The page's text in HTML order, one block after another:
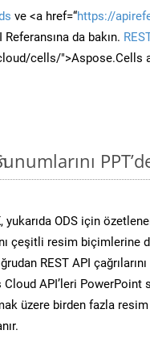
ve <a href=“https://
da bakın.
cells/">Aspose.Cells
yukarıda ODS için
çeşitli resim biçimlerine
REST API çağrılarını
API’leri PowerPoint
üzere birden fazla